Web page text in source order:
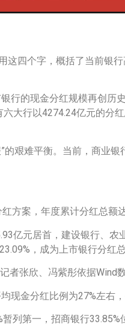
这四个字，概括了当前
行的现金分红规模再创
大行以4274.24亿元的分
的艰难平衡。当前，商业
方案，年度累计分红总额
亿元居首，建设银行、
，成为上市银行分红
者张欣、冯紫彤依据Wind
现金分红比例为27%左右
列第一，招商银行